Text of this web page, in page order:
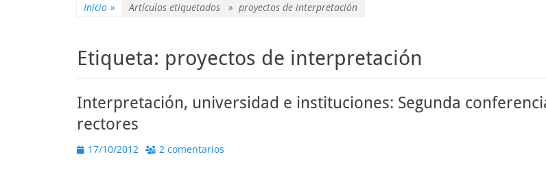
Inicio » Artículos etiquetados » proyectos de interpretación
Etiqueta: proyectos de interpretación
Interpretación, universidad e instituciones: Segunda
rectores
Publicado
17/10/2012 2 comentarios